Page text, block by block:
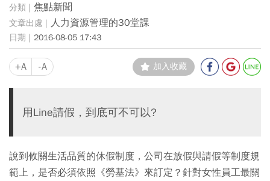
焦點新聞
人力資源管理的30堂課
2016-08-05 17:43
+A -A 加入收藏
用Line請假，到底可不可以?
說到攸關生活品質的休假制度，公司在放假與請假等制度規
範上，是否必須依照《勞基法》來訂定？針對女性員工最關